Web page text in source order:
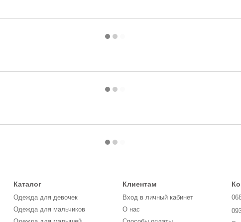
Каталог
Одежда для девочек
Одежда для мальчиков
Клиентам
Вход в личный кабинет
О нас